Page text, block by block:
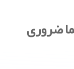
ضروری